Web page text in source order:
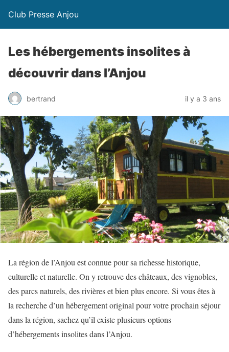
Club Presse Anjou
Les hébergements insolites à
découvrir dans l’Anjou
bertrand il y a 3 ans
La région de l’Anjou est connue pour sa richesse historique,
culturelle et naturelle. On y retrouve des châteaux, des vignobles,
des parcs naturels, des rivières et bien plus encore. Si vous êtes à
la recherche d’un hébergement original pour votre prochain séjour
dans la région, sachez qu’il existe plusieurs options
d’hébergements insolites dans l’Anjou.